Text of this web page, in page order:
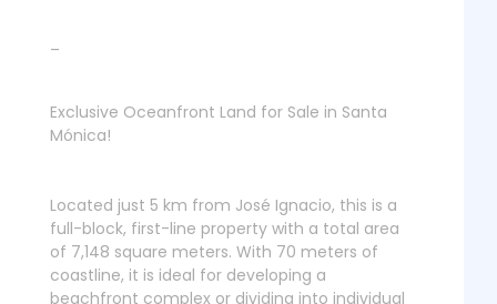
Exclusive Oceanfront Land for Sale in Santa
Mónica!
Located just 5 km from José Ignacio, this is a
full-block, first-line property with a total area
of 7,148 square meters. With 70 meters of
coastline, it is ideal for developing a
beachfront complex or dividing into individual